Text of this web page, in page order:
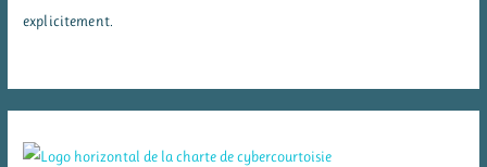
explicitement.